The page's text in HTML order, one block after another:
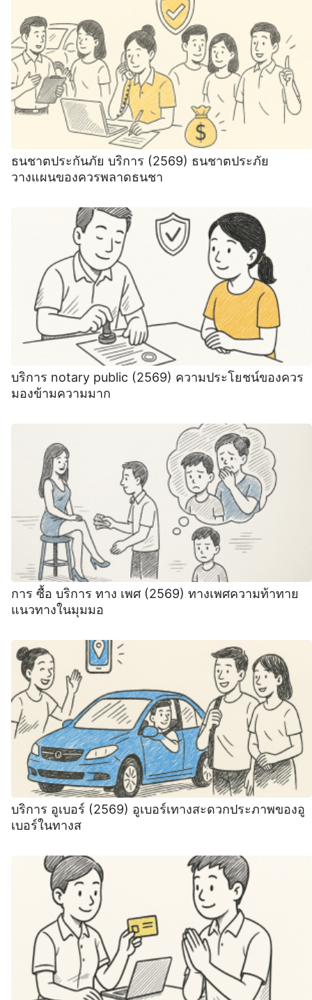
ธนชาตประกันภัย บริการ (2569) ธนชาตประภัย
วางแผนของควรพลาดธนชา
บริการ notary public (2569) ความประโยชน์ของควร
มองข้ามความมาก
การ ซื้อ บริการ ทาง เพศ (2569) ทางเพศความท้าทาย
แนวทางในมุมมอ
บริการ อูเบอร์ (2569) อูเบอร์เทางสะดวกประภาพของอู
เบอร์ในทางส